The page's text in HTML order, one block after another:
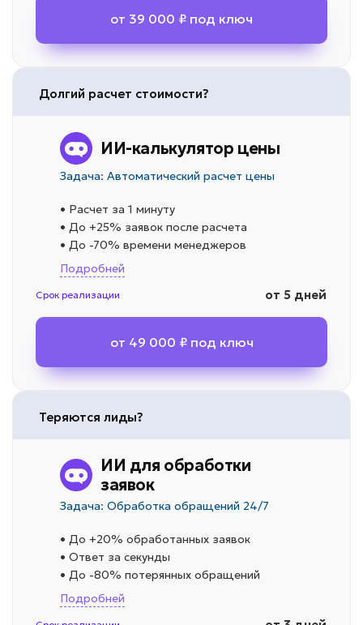
от 39 000 ₽ под ключ
Долгий расчет стоимости?
ИИ-калькулятор цены
Задача: Автоматический расчет цены
• Расчет за 1 минуту
• До +25% заявок после расчета
• До -70% времени менеджеров
Подробней
Срок реализации от 5 дней
от 49 000 ₽ под ключ
Теряются лиды?
ИИ для обработки
заявок
Задача: Обработка обращений 24/7
• До +20% обработанных заявок
• Ответ за секунды
• До -80% потерянных обращений
Подробней